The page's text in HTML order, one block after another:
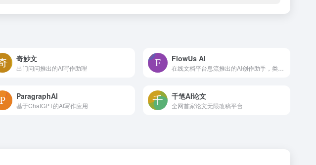
奇妙文
出门问问推出的AI写作助理
FlowUs AI
ParagraphAI
基于ChatGPT的AI写作应用
千笔AI论文
全网首家论文无限改稿平台